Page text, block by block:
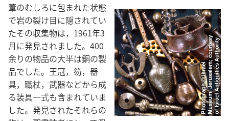
葦​の​むしろ​に​包ま​れ​た​状態​
で​岩​の​裂け目​に​隠さ​れ​て​い​
た​その​収集​物​は，1961​年​3​
月​に​発見​さ​れ​まし​た。400​
余り​の​物品​の​大半​は​銅​の​製
品​でし​た。王冠，笏，器
具，職​杖，武器​など​から​成
る​装具​一式​も​含ま​れ​て​い​ま
し​た。発見​さ​れ​た​それら​の​